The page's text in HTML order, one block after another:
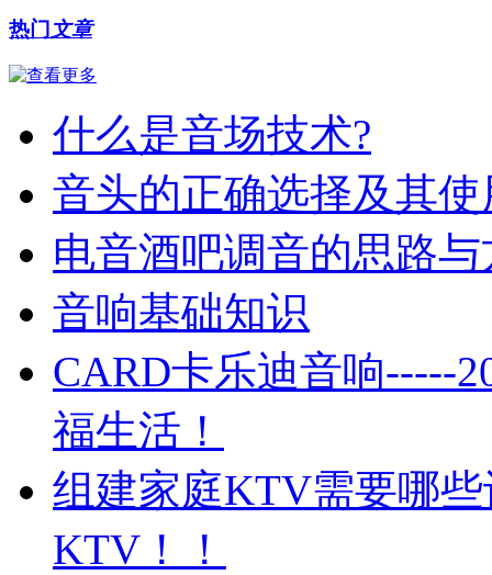
热门 文章
什么是音场技术?
音头的正确选择及其使
电音酒吧调音的思路与
音响基础知识
CARD卡乐迪音响-----
福生活！
组建家庭KTV需要哪
KTV！！